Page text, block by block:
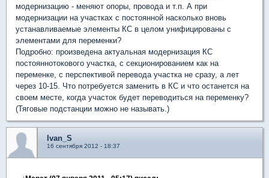
модернизацию - меняют опоры, провода и т.п. А при
модернизации на участках с постоянной насколько вновь
устанавливаемые элементы КС в целом унифицированы с
элементами для переменки?
Подробно: произведена актуальная модернизация КС
постояннотокового участка, с секционированием как на
переменке, с перспективой перевода участка не сразу, а лет
через 10-15. Что потребуется заменить в КС и что останется на
своем месте, когда участок будет переводиться на переменку?
(Тяговые подстанции можно не называть.)
Ivan_S
16 сентября 2012 - 18:37